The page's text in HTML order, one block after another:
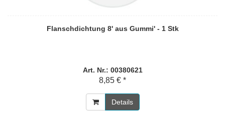
Flanschdichtung 8' aus Gummi' - 1 Stk
Art. Nr.: 00380621
8,85 € *
Details